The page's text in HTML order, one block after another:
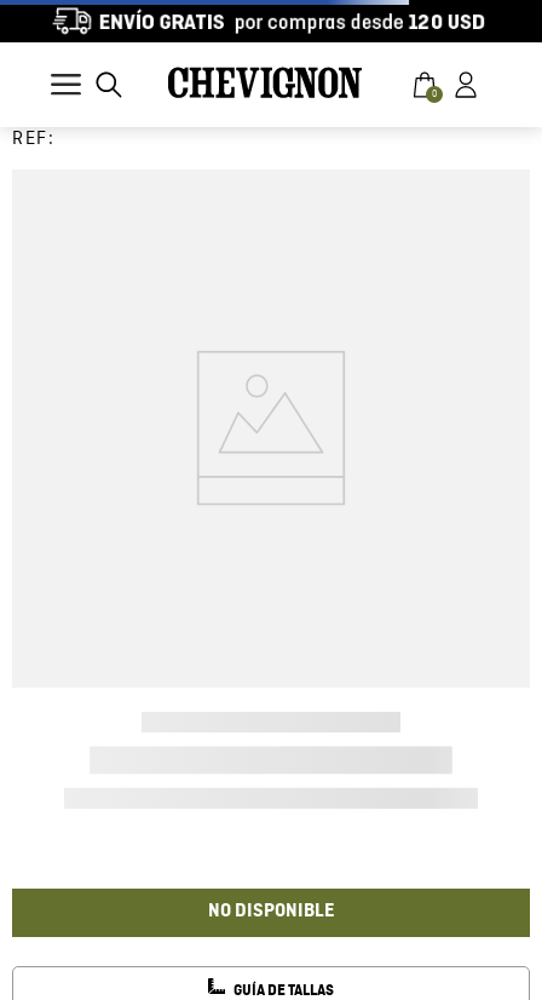
0
REF:
NO DISPONIBLE
GUÍA DE TALLAS